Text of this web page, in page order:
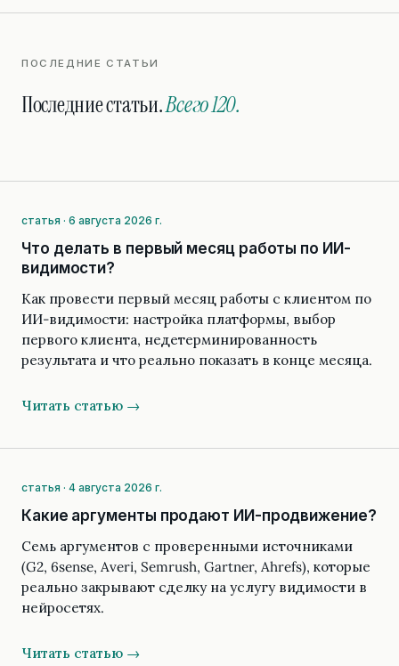
ПОСЛЕДНИЕ СТАТЬИ
Последние статьи.Всего 120.
статья · 6 августа 2026 г.
Что делать в первый месяц работы по ИИ-
видимости?
Как провести первый месяц работы с клиентом по
ИИ-видимости: настройка платформы, выбор
первого клиента, недетерминированность
результата и что реально показать в конце месяца.
Читать статью →
статья · 4 августа 2026 г.
Какие аргументы продают ИИ-продвижение?
Семь аргументов с проверенными источниками
(G2, 6sense, Averi, Semrush, Gartner, Ahrefs), которые
реально закрывают сделку на услугу видимости в
нейросетях.
Читать статью →